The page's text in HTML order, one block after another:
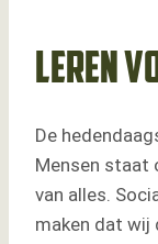
Leren
De
Mensen staat
van alles.
maken dat wij